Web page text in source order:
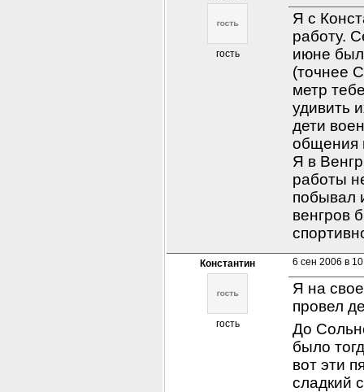
гость
Я с
работу.
июне был
(точнее
метр
удивить
дети
общения
Я в
работы
побывал
венгров
Константин
гость
6 сен 2006 в
Я на
провел
До
было
вот эти
сладкий